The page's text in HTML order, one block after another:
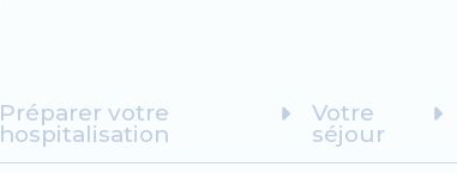
Préparer votre
hospitalisation
Votre
séjour